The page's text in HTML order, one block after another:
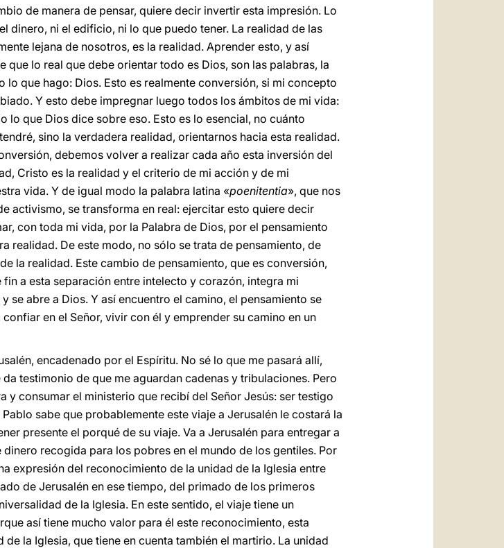
de manera de pensar, quiere decir invertir esta impresión. Lo
dinero, ni el edificio, ni lo que puedo tener. La realidad de las
lejana de nosotros, es la realidad. Aprender esto, y así
lo real que debe orientar todo es Dios, son las palabras, la
que hago: Dios. Esto es realmente conversión, si mi concepto
Y esto debe impregnar luego todos los ámbitos de mi vida:
que Dios dice sobre eso. Esto es lo esencial, no cuánto
sino la verdadera realidad, orientarnos hacia esta realidad.
debemos volver a realizar cada año esta inversión del
Cristo es la realidad y el criterio de mi acción y de mi
vida. Y de igual modo la palabra latina «poenitentia», que nos
activismo, se transforma en real: ejercitar esto quiere decir
con toda mi vida, por la Palabra de Dios, por el pensamiento
realidad. De este modo, no sólo se trata de pensamiento, de
la realidad. Este cambio de pensamiento, que es conversión,
a esta separación entre intelecto y corazón, integra mi
se abre a Dios. Y así encuentro el camino, el pensamiento se
en el Señor, vivir con él y emprender su camino en un
encadenado por el Espíritu. No sé lo que me pasará allí,
testimonio de que me aguardan cadenas y tribulaciones. Pero
consumar el ministerio que recibí del Señor Jesús: ser testigo
sabe que probablemente este viaje a Jerusalén le costará la
presente el porqué de su viaje. Va a Jerusalén para entregar a
recogida para los pobres en el mundo de los gentiles. Por
expresión del reconocimiento de la unidad de la Iglesia entre
de Jerusalén en ese tiempo, del primado de los primeros
de la Iglesia. En este sentido, el viaje tiene un
así tiene mucho valor para él este reconocimiento, esta
la Iglesia, que tiene en cuenta también el martirio. La unidad